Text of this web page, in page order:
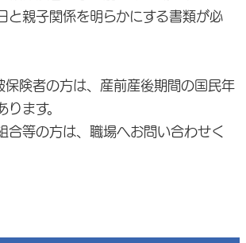
と親子関係を明らかにする書類が必
険者の方は、産前産後期間の国民年
ます。
合等の方は、職場へお問い合わせく